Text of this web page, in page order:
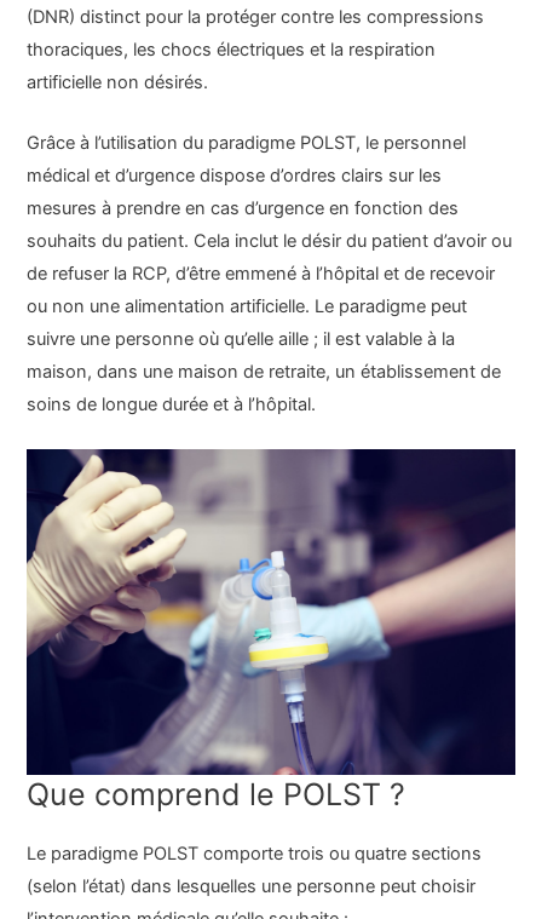
(DNR) distinct pour la protéger contre les compressions
thoraciques, les chocs électriques et la respiration
artificielle non désirés.
Grâce à l’utilisation du paradigme POLST, le personnel
médical et d’urgence dispose d’ordres clairs sur les
mesures à prendre en cas d’urgence en fonction des
souhaits du patient. Cela inclut le désir du patient d’avoir ou
de refuser la RCP, d’être emmené à l’hôpital et de recevoir
ou non une alimentation artificielle. Le paradigme peut
suivre une personne où qu’elle aille ; il est valable à la
maison, dans une maison de retraite, un établissement de
soins de longue durée et à l’hôpital.
Que comprend le POLST ?
Le paradigme POLST comporte trois ou quatre sections
(selon l’état) dans lesquelles une personne peut choisir